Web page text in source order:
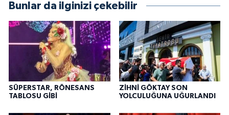
Bunlar da ilginizi çekebilir
SÜPERSTAR, RÖNESANS
TABLOSU GİBİ
ZİHNİ GÖKTAY SON
YOLCULUĞUNA UĞURLANDI